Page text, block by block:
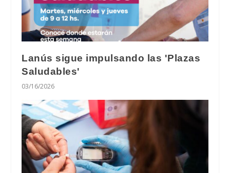
Lanús sigue impulsando las 'Plazas
Saludables'
03/16/2026